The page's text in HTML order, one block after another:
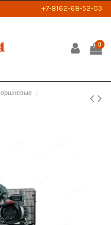
+7-8162-68-52-03
0